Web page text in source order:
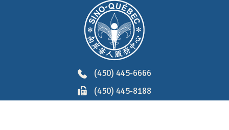
(450) 445-6666
(450) 445-8188